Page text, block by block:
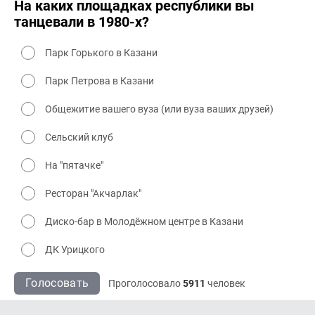
На каких площадках республики вы
танцевали в 1980-х?
Парк Горького в Казани
Парк Петрова в Казани
Общежитие вашего вуза (или вуза ваших друзей)
Сельский клуб
На "пятачке"
Ресторан "Акчарлак"
Диско-бар в Молодёжном центре в Казани
ДК Урицкого
Голосовать Проголосовало5911 человек